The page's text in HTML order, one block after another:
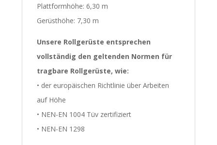
Plattformhöhe: 6,30 m
Gerüsthöhe: 7,30 m
Unsere Rollgerüste entsprechen
vollständig den geltenden Normen für
tragbare Rollgerüste, wie:
• der europäischen Richtlinie über Arbeiten
auf Höhe
• NEN-EN 1004 Tüv zertifiziert
• NEN-EN 1298